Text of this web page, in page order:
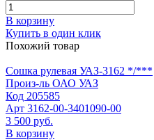
В корзину
Купить в один клик
Похожий товар
Сошка рулевая УАЗ-3162 */***
Произ-ль ОАО УАЗ
Код 205585
Арт 3162-00-3401090-00
3 500 руб.
В корзину